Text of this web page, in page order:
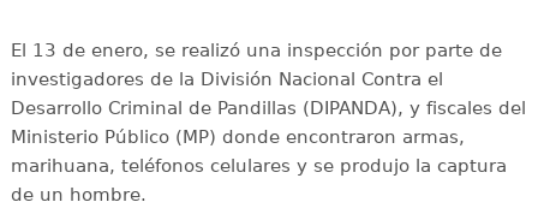
El 13 de enero, se realizó una inspección por parte de
investigadores de la División Nacional Contra el
Desarrollo Criminal de Pandillas (DIPANDA), y fiscales del
Ministerio Público (MP) donde encontraron armas,
marihuana, teléfonos celulares y se produjo la captura
de un hombre.